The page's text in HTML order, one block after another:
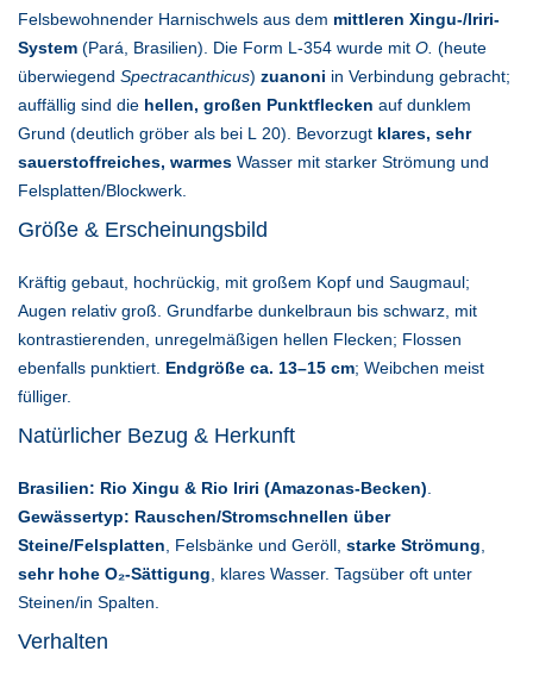
Felsbewohnender Harnischwels aus dem mittleren Xingu-/Iriri-
System (Pará, Brasilien). Die Form L-354 wurde mit O. (heute
überwiegend Spectracanthicus) zuanoni in Verbindung gebracht;
auffällig sind die hellen, großen Punktflecken auf dunklem
Grund (deutlich gröber als bei L 20). Bevorzugt klares, sehr
sauerstoffreiches, warmes Wasser mit starker Strömung und
Felsplatten/Blockwerk.
Größe & Erscheinungsbild
Kräftig gebaut, hochrückig, mit großem Kopf und Saugmaul;
Augen relativ groß. Grundfarbe dunkelbraun bis schwarz, mit
kontrastierenden, unregelmäßigen hellen Flecken; Flossen
ebenfalls punktiert. Endgröße ca. 13–15 cm; Weibchen meist
fülliger.
Natürlicher Bezug & Herkunft
Brasilien: Rio Xingu & Rio Iriri (Amazonas-Becken).
Gewässertyp: Rauschen/Stromschnellen über
Steine/Felsplatten, Felsbänke und Geröll, starke Strömung,
sehr hohe O₂-Sättigung, klares Wasser. Tagsüber oft unter
Steinen/in Spalten.
Verhalten